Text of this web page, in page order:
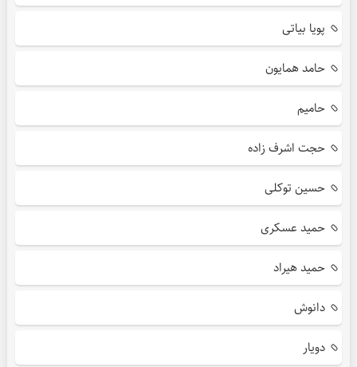
پویا بیاتی
حامد همایون
حامیم
حجت اشرف زاده
حسین توکلی
حمید عسکری
حمید هیراد
دانوش
دویار